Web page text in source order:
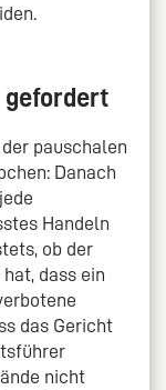
gefordert
pauschalen
Danach
Handeln
ob der
dass ein
das Gericht
nicht